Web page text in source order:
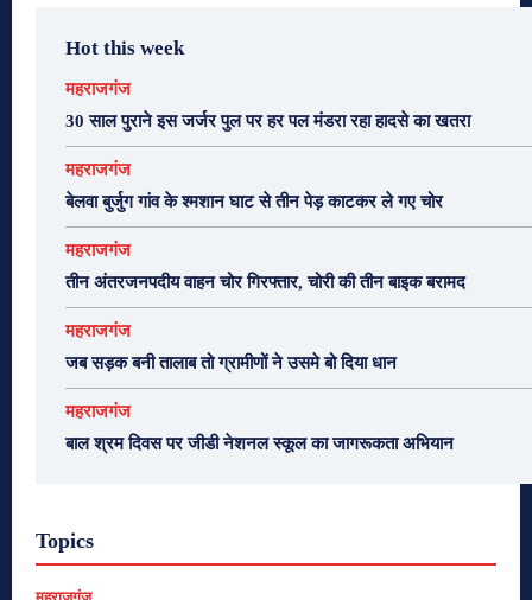
Hot this week
महराजगंज
30 साल पुराने इस जर्जर पुल पर हर पल मंडरा रहा हादसे का खतरा
महराजगंज
बेलवा बुर्जुग गांव के श्मशान घाट से तीन पेड़ काटकर ले गए चोर
महराजगंज
तीन अंतरजनपदीय वाहन चोर गिरफ्तार, चोरी की तीन बाइक बरामद
महराजगंज
जब सड़क बनी तालाब तो ग्रामीणों ने उसमे बो दिया धान
महराजगंज
बाल श्रम दिवस पर जीडी नेशनल स्कूल का जागरूकता अभियान
Topics